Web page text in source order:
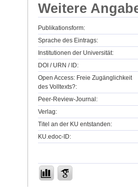
Weitere
Publikationsform:
Sprache des Eintrags:
Institutionen der Universität:
DOI / URN / ID:
Open Access: Freie Zugänglichkeit
des Volltexts?:
Peer-Review-Journal:
Verlag:
Titel an der KU entstanden:
KU.edoc-ID: